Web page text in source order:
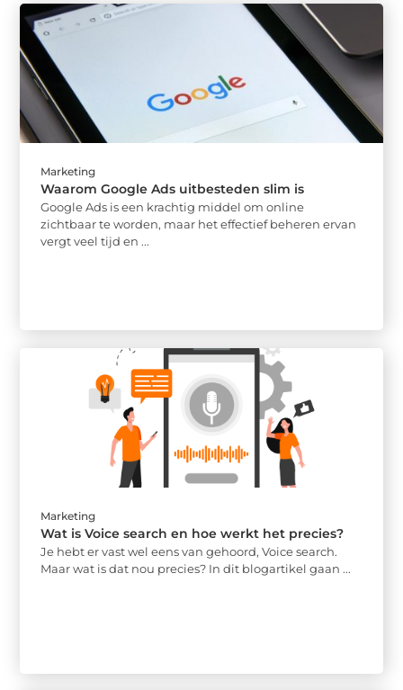
Marketing
Waarom Google Ads uitbesteden slim is
Google Ads is een krachtig middel om online
zichtbaar te worden, maar het effectief beheren ervan
vergt veel tijd en ...
Marketing
Wat is Voice search en hoe werkt het precies?
Je hebt er vast wel eens van gehoord, Voice search.
Maar wat is dat nou precies? In dit blogartikel gaan ...